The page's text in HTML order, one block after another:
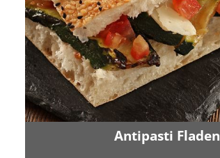
Antipasti Fladen